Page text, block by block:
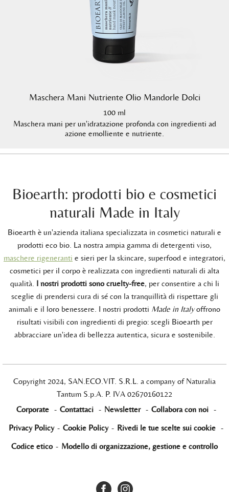
Maschera Mani Nutriente Olio Mandorle Dolci
100 ml
Maschera mani per un'idratazione profonda con ingredienti ad
azione emolliente e nutriente.
Bioearth: prodotti bio e cosmetici
naturali Made in Italy
Bioearth è un'azienda italiana specializzata in cosmetici naturali e
prodotti eco bio. La nostra ampia gamma di detergenti viso,
maschere rigeneranti e sieri per la skincare, superfood e integratori,
cosmetici per il corpo è realizzata con ingredienti naturali di alta
qualità. I nostri prodotti sono cruelty-free, per consentire a chi li
sceglie di prendersi cura di sé con la tranquillità di rispettare gli
animali e il loro benessere. I nostri prodotti Made in Italyoffrono
risultati visibili con ingredienti di pregio: scegli Bioearth per
abbracciare un'idea di bellezza autentica, sicura e sostenibile.
Copyright 2024, SAN.ECO.VIT. S.R.L. a company of Naturalia
Tantum S.p.A. P. IVA 02670160122
Corporate - Contattaci - Newsletter - Collabora con noi -
Privacy Policy - Cookie Policy - Rivedi le tue scelte sui cookie -
Codice etico - Modello di organizzazione, gestione e controllo